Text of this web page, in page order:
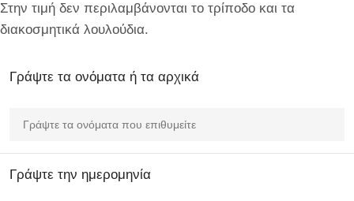
Στην τιμή δεν περιλαμβάνονται το τρίποδο και τα
διακοσμητικά λουλούδια.
Γράψτε τα ονόματα ή τα αρχικά
Γράψτε την ημερομηνία